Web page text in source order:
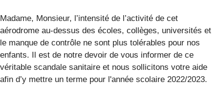
Madame, Monsieur, l’intensité de l’activité de cet
aérodrome au-dessus des écoles, collèges, universités et
le manque de contrôle ne sont plus tolérables pour nos
enfants. Il est de notre devoir de vous informer de ce
véritable scandale sanitaire et nous sollicitons votre aide
afin d’y mettre un terme pour l'année scolaire 2022/2023.